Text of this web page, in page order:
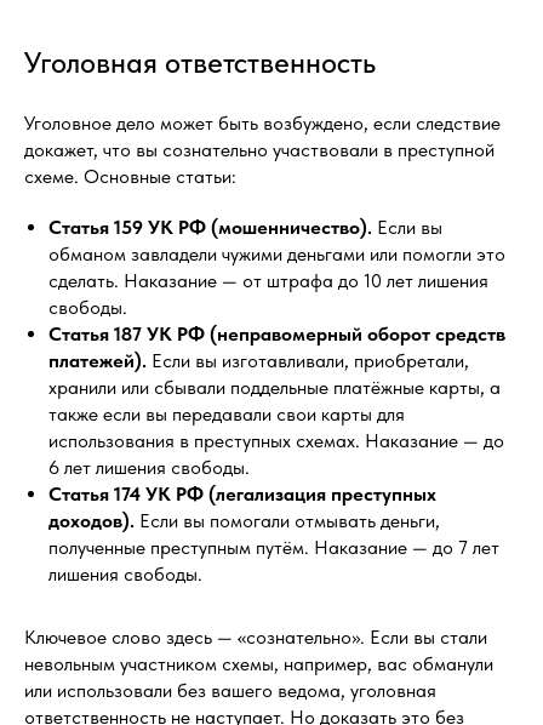
Уголовная ответственность
Уголовное дело может быть возбуждено, если следствие
докажет, что вы сознательно участвовали в преступной
схеме. Основные статьи:
Статья 159 УК РФ (мошенничество). Если вы
обманом завладели чужими деньгами или помогли это
сделать. Наказание — от штрафа до 10 лет лишения
свободы.
Статья 187 УК РФ (неправомерный оборот средств
платежей). Если вы изготавливали, приобретали,
хранили или сбывали поддельные платёжные карты, а
также если вы передавали свои карты для
использования в преступных схемах. Наказание — до
6 лет лишения свободы.
Статья 174 УК РФ (легализация преступных
доходов). Если вы помогали отмывать деньги,
полученные преступным путём. Наказание — до 7 лет
лишения свободы.
Ключевое слово здесь — «сознательно». Если вы стали
невольным участником схемы, например, вас обманули
или использовали без вашего ведома, уголовная
ответственность не наступает. Но доказать это без